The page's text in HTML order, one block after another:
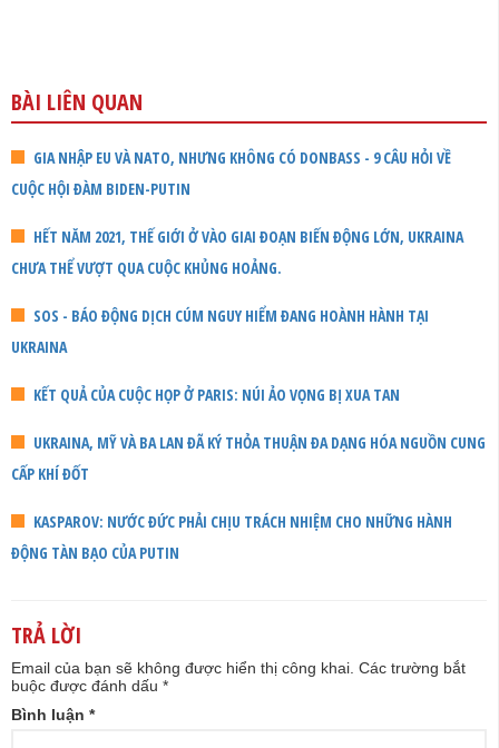
BÀI LIÊN QUAN
GIA NHẬP EU VÀ NATO, NHƯNG KHÔNG CÓ DONBASS - 9 CÂU HỎI VỀ
CUỘC HỘI ĐÀM BIDEN-PUTIN
HẾT NĂM 2021, THẾ GIỚI Ở VÀO GIAI ĐOẠN BIẾN ĐỘNG LỚN, UKRAINA
CHƯA THỂ VƯỢT QUA CUỘC KHỦNG HOẢNG.
SOS - BÁO ĐỘNG DỊCH CÚM NGUY HIỂM ĐANG HOÀNH HÀNH TẠI
UKRAINA
KẾT QUẢ CỦA CUỘC HỌP Ở PARIS: NÚI ẢO VỌNG BỊ XUA TAN
UKRAINA, MỸ VÀ BA LAN ĐÃ KÝ THỎA THUẬN ĐA DẠNG HÓA NGUỒN CUNG
CẤP KHÍ ĐỐT
KASPAROV: NƯỚC ĐỨC PHẢI CHỊU TRÁCH NHIỆM CHO NHỮNG HÀNH
ĐỘNG TÀN BẠO CỦA PUTIN
TRẢ LỜI
Email của bạn sẽ không được hiển thị công khai. Các trường bắt
buộc được đánh dấu *
Bình luận *